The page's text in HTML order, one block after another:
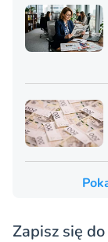
Zapisz się